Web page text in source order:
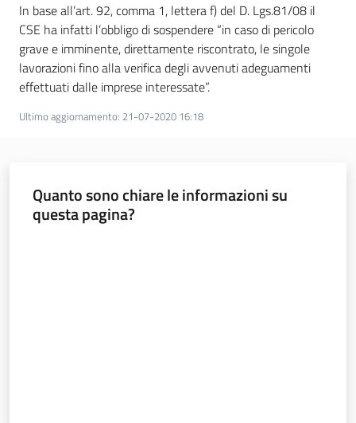
INAIL
Regione
In base all’art. 92, comma 1, lettera f) del D. Lgs.81/08 il
CSE ha infatti l’obbligo di sospendere “in caso di pericolo
grave e imminente, direttamente riscontrato, le singole
lavorazioni fino alla verifica degli avvenuti adeguamenti
effettuati dalle imprese interessate”.
Ultimo aggiornamento: 21-07-2020 16:18
Quanto sono chiare le informazioni su
questa pagina?